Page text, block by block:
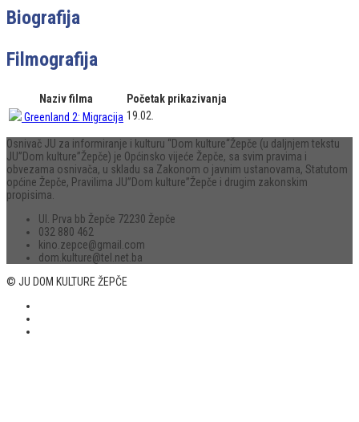
Biografija
Filmografija
Naziv filma
Početak prikazivanja
Greenland 2: Migracija 19.02.
Osnivač JU za informiranje i kulturu “Dom kulture“Žepče (u daljnjem tekstu
JU”Dom kulture”Žepče) je Općinsko vijeće Žepče, sa svim pravima i
obvezama osnivača, u skladu sa Zakonom o javnim ustanovama, Statutom
općine Žepče, Pravilima JU”Dom kulture”Žepče i drugim zakonskim
propisima.
Ul. Prva bb Žepče 72230 Žepče
032 880 462
kino.zepce@gmail.com
dom.kulture@tel.net.ba
© JU DOM KULTURE ŽEPČE